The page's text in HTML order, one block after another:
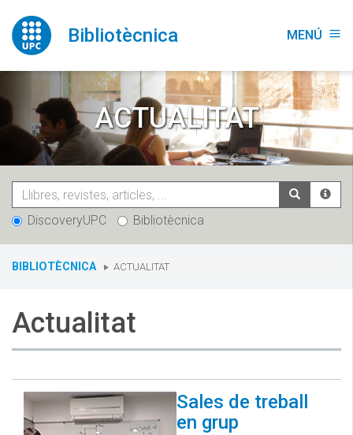
contingut
Bibliotècnica MENÚ menu
ACTUALITAT
DiscoveryUPC Bibliotècnica
You
BIBLIOTÈCNICA ACTUALITAT
Actualitat
Sales de treball
en grup